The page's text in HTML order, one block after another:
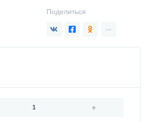
Поделиться
+